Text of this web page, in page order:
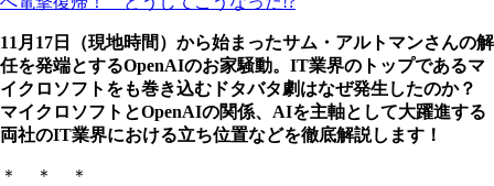
11月17日（現地時間）から始まったサム・アルトマンさんの解
任を発端とするOpenAIのお家騒動。IT業界のトップであるマ
イクロソフトをも巻き込むドタバタ劇はなぜ発生したのか？
マイクロソフトとOpenAIの関係、AIを主軸として大躍進する
両社のIT業界における立ち位置などを徹底解説します！
＊ ＊ ＊